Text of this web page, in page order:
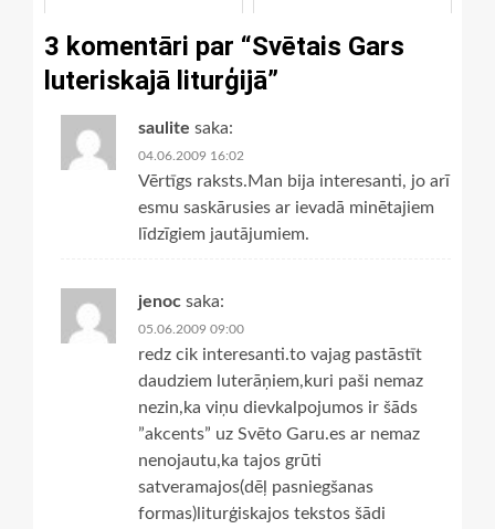
3 komentāri par “Svētais Gars
luteriskajā liturģijā”
saulite saka:
04.06.2009 16:02
Vērtīgs raksts.Man bija interesanti, jo arī
esmu saskārusies ar ievadā minētajiem
līdzīgiem jautājumiem.
jenoc saka:
05.06.2009 09:00
redz cik interesanti.to vajag pastāstīt
daudziem luterāņiem,kuri paši nemaz
nezin,ka viņu dievkalpojumos ir šāds
”akcents” uz Svēto Garu.es ar nemaz
nenojautu,ka tajos grūti
satveramajos(dēļ pasniegšanas
formas)liturģiskajos tekstos šādi